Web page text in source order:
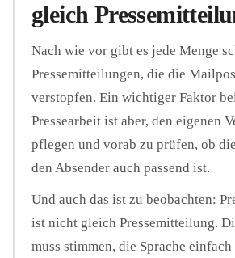
gleich
Nach wie vor gibt es jede Menge
Pressemitteilungen, die die
verstopfen. Ein wichtiger Faktor
Pressearbeit ist aber, den eigenen
pflegen und vorab zu prüfen, ob
den Absender auch passend ist.
Und auch das ist zu beobachten:
ist nicht gleich Pressemitteilung.
muss stimmen, die Sprache einfach